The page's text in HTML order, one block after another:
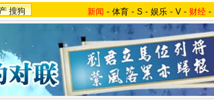
搜狗 新闻 - 体育 - S - 娱乐 - V - 财经 -